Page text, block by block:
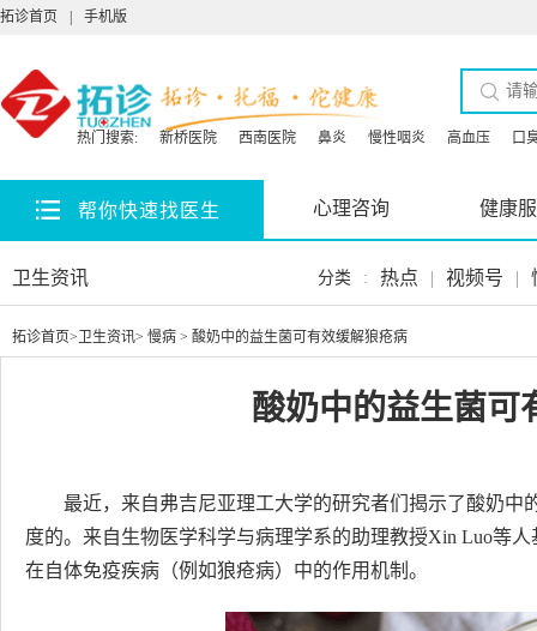
拓诊首页 手机版
热门搜索: 新桥医院 西南医院 鼻炎 慢性咽炎 高血压 口
帮你快速找医生 心理咨询 健康
卫生资讯 分类 : 热点 | 视频号 |
拓诊首页> 卫生资讯> 慢病 > 酸奶中的益生菌可有效缓解狼疮病
酸奶中的益生菌可
最近，来自弗吉尼亚理工大学的研究者们揭示了酸奶
度的。来自生物医学科学与病理学系的助理教授Xin Luo等
在自体免疫疾病（例如狼疮病）中的作用机制。